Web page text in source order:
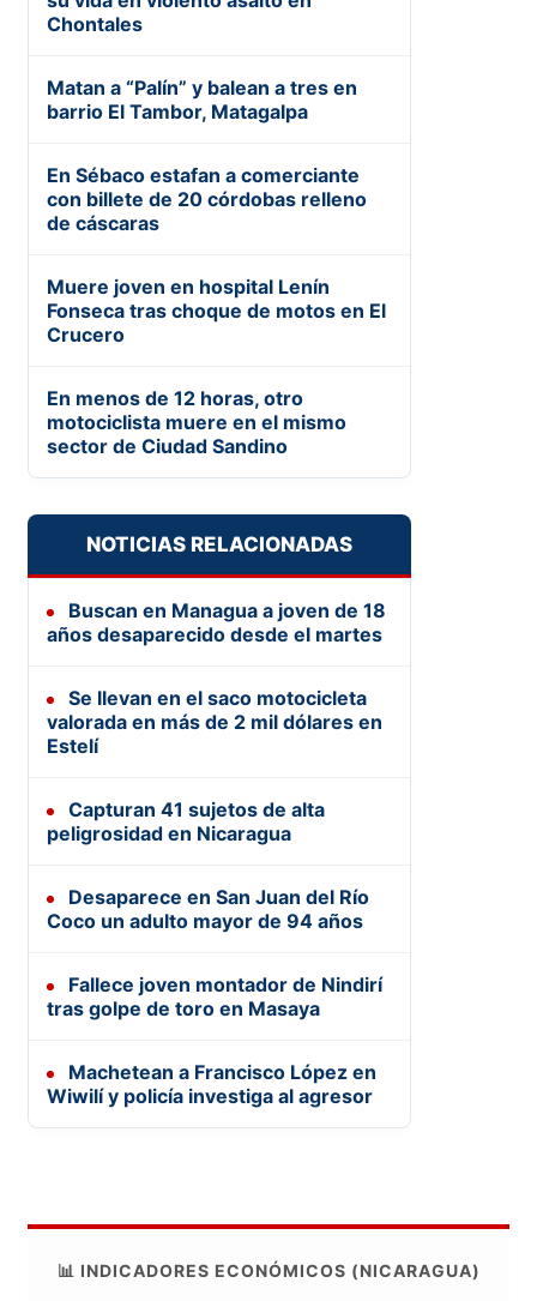
Chontales
Matan a “Palín” y balean a tres en
barrio El Tambor, Matagalpa
En Sébaco estafan a comerciante
con billete de 20 córdobas relleno
de cáscaras
Muere joven en hospital Lenín
Fonseca tras choque de motos en El
Crucero
En menos de 12 horas, otro
motociclista muere en el mismo
sector de Ciudad Sandino
NOTICIAS RELACIONADAS
Buscan en Managua a joven de 18
años desaparecido desde el martes
Se llevan en el saco motocicleta
valorada en más de 2 mil dólares en
Estelí
Capturan 41 sujetos de alta
peligrosidad en Nicaragua
Desaparece en San Juan del Río
Coco un adulto mayor de 94 años
Fallece joven montador de Nindirí
tras golpe de toro en Masaya
Machetean a Francisco López en
Wiwilí y policía investiga al agresor
📊 INDICADORES ECONÓMICOS (NICARAGUA)